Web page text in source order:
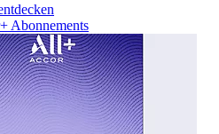
Abonnements